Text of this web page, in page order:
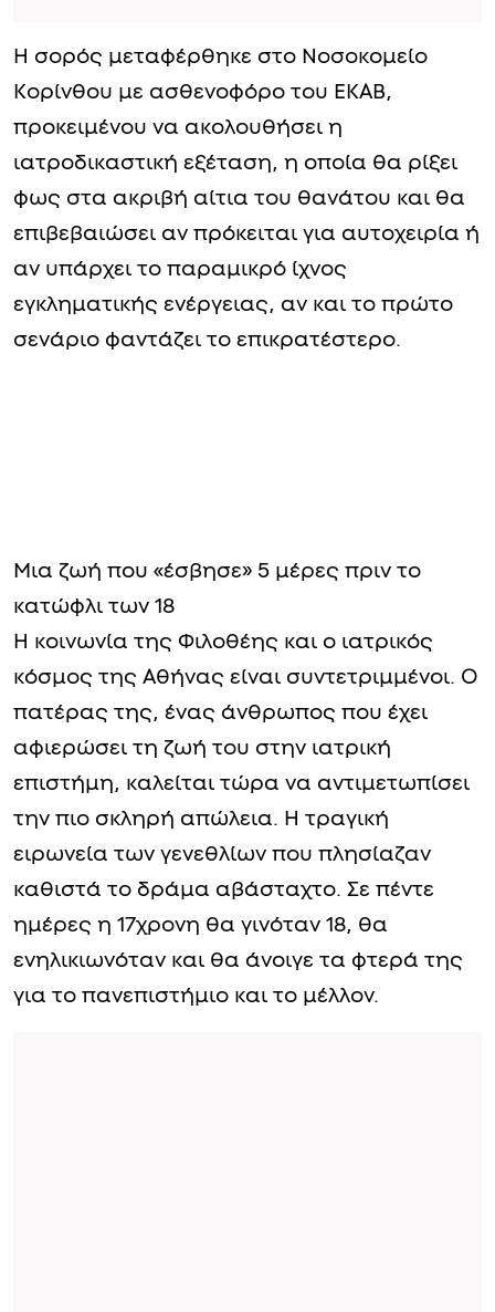
Η σορός μεταφέρθηκε στο Νοσοκομείο
Κορίνθου με ασθενοφόρο του ΕΚΑΒ,
προκειμένου να ακολουθήσει η
ιατροδικαστική εξέταση, η οποία θα ρίξει
φως στα ακριβή αίτια του θανάτου και θα
επιβεβαιώσει αν πρόκειται για αυτοχειρία ή
αν υπάρχει το παραμικρό ίχνος
εγκληματικής ενέργειας, αν και το πρώτο
σενάριο φαντάζει το επικρατέστερο.
Μια ζωή που «έσβησε» 5 μέρες πριν το
κατώφλι των 18
Η κοινωνία της Φιλοθέης και ο ιατρικός
κόσμος της Αθήνας είναι συντετριμμένοι. Ο
πατέρας της, ένας άνθρωπος που έχει
αφιερώσει τη ζωή του στην ιατρική
επιστήμη, καλείται τώρα να αντιμετωπίσει
την πιο σκληρή απώλεια. Η τραγική
ειρωνεία των γενεθλίων που πλησίαζαν
καθιστά το δράμα αβάσταχτο. Σε πέντε
ημέρες η 17χρονη θα γινόταν 18, θα
ενηλικιωνόταν και θα άνοιγε τα φτερά της
για το πανεπιστήμιο και το μέλλον.